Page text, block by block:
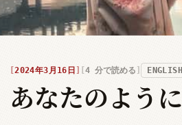
2024年3月16日 4 分で読める ENGLISH
あなたのように